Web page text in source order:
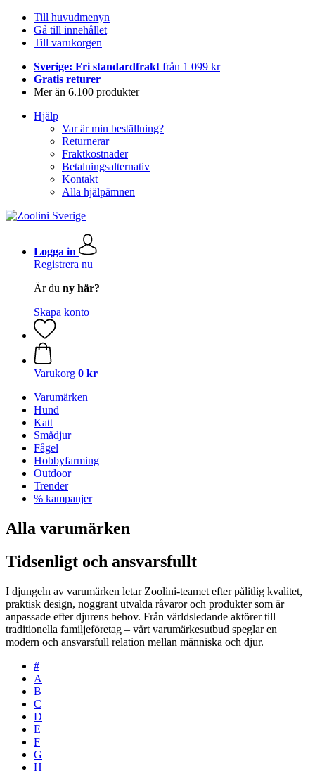
Till huvudmenyn
Gå till innehållet
Till varukorgen
Sverige: Fri standardfrakt från 1 099 kr
Gratis returer
Mer än 6.100 produkter
Hjälp
Var är min beställning?
Returnerar
Fraktkostnader
Betalningsalternativ
Kontakt
Alla hjälpämnen
Logga in
Registrera nu
Är du ny här?
Skapa konto
Varukorg 0 kr
Varumärken
Hund
Katt
Smådjur
Fågel
Hobbyfarming
Outdoor
Trender
% kampanjer
Alla varumärken
Tidsenligt och ansvarsfullt
I djungeln av varumärken letar Zoolini-teamet efter pålitlig kvalitet,
praktisk design, noggrant utvalda råvaror och produkter som är
anpassade efter djurens behov. Från världsledande aktörer till
traditionella familjeföretag – vårt varumärkesutbud speglar en
modern och ansvarsfull relation mellan människa och djur.
#
A
B
C
D
E
F
G
H